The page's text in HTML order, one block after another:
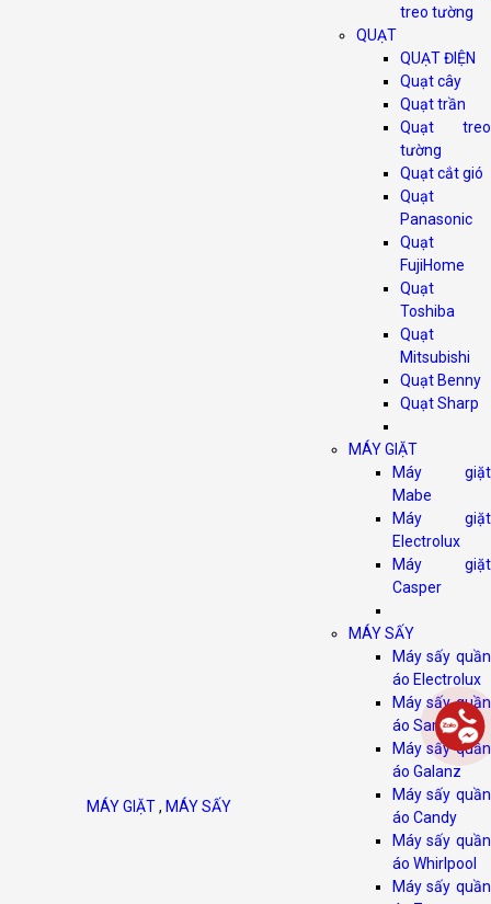
treo tường
QUẠT
QUẠT ĐIỆN
Quạt cây
Quạt trần
Quạt treo
tường
Quạt cắt gió
Quạt
Panasonic
Quạt
FujiHome
Quạt
Toshiba
Quạt
Mitsubishi
Quạt Benny
Quạt Sharp
MÁY GIẶT, MÁY SẤY
MÁY GIẶT
Máy giặt
Mabe
Máy giặt
Electrolux
Máy giặt
Casper
MÁY SẤY
Máy sấy quần
áo Electrolux
Máy sấy quần
áo Samsung
Máy sấy quần
áo Galanz
Máy sấy quần
áo Candy
Máy sấy quần
áo Whirlpool
Máy sấy quần